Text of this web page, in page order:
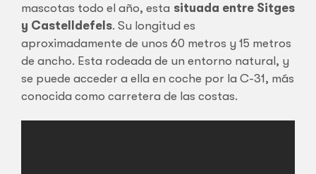
mascotas todo el año, esta situada entre Sitges
y Castelldefels. Su longitud es
aproximadamente de unos 60 metros y 15 metros
de ancho. Esta rodeada de un entorno natural, y
se puede acceder a ella en coche por la C-31, más
conocida como carretera de las costas.